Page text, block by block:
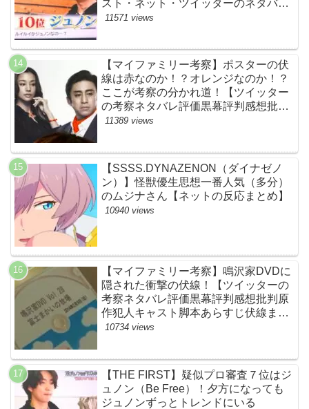
スト・ネット・ツイッターのネタバレ
考察まとめ感想評価評判・スッキリ・
11571 views
【マイファミリー考察】ポスターの伏
線は赤なのか！？オレンジなのか！？
ここが考察の分かれ道！【ツイッター
の考察ネタバレ評価黒幕評判感想批判
原作犯人キャスト脚本あらすじ伏線ま
11389 views
【SSSS.DYNAZENON（ダイナゼノ
ン）】怪獣優生思想一番人気（多分）
のムジナさん【ネットの反応まとめ】
10940 views
【マイファミリー考察】鳴沢家DVDに
隠された衝撃の伏線！【ツイッターの
考察ネタバレ評価黒幕評判感想批判原
作犯人キャスト脚本あらすじ伏線まと
め】
10734 views
【THE FIRST】疑似プロ審査７位はジ
ュノン（Be Free）！夕方になっても
ジュノンずっとトレンドにいる